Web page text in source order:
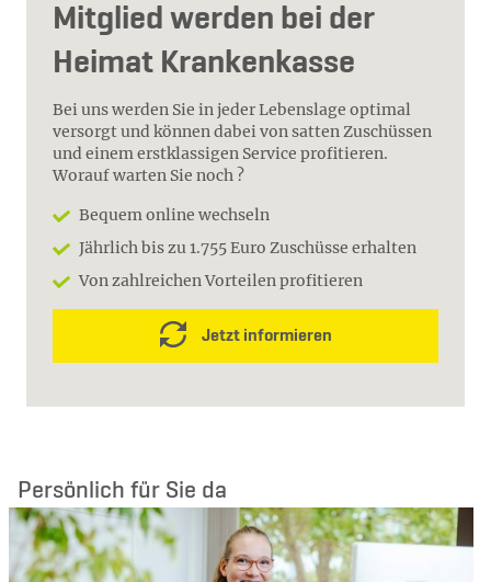
Mitglied werden bei der
Heimat Krankenkasse
Bei uns werden Sie in jeder Lebenslage optimal
versorgt und können dabei von satten Zuschüssen
und einem erstklassigen Service profitieren.
Worauf warten Sie noch ?
Bequem online wechseln
Jährlich bis zu 1.755 Euro Zuschüsse erhalten
Von zahlreichen Vorteilen profitieren
Jetzt informieren
Persönlich für Sie da